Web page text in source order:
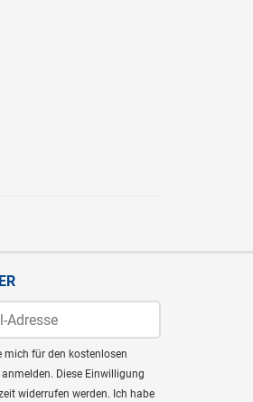
mich für den kostenlosen
anmelden. Diese Einwilligung
widerrufen werden. Ich habe